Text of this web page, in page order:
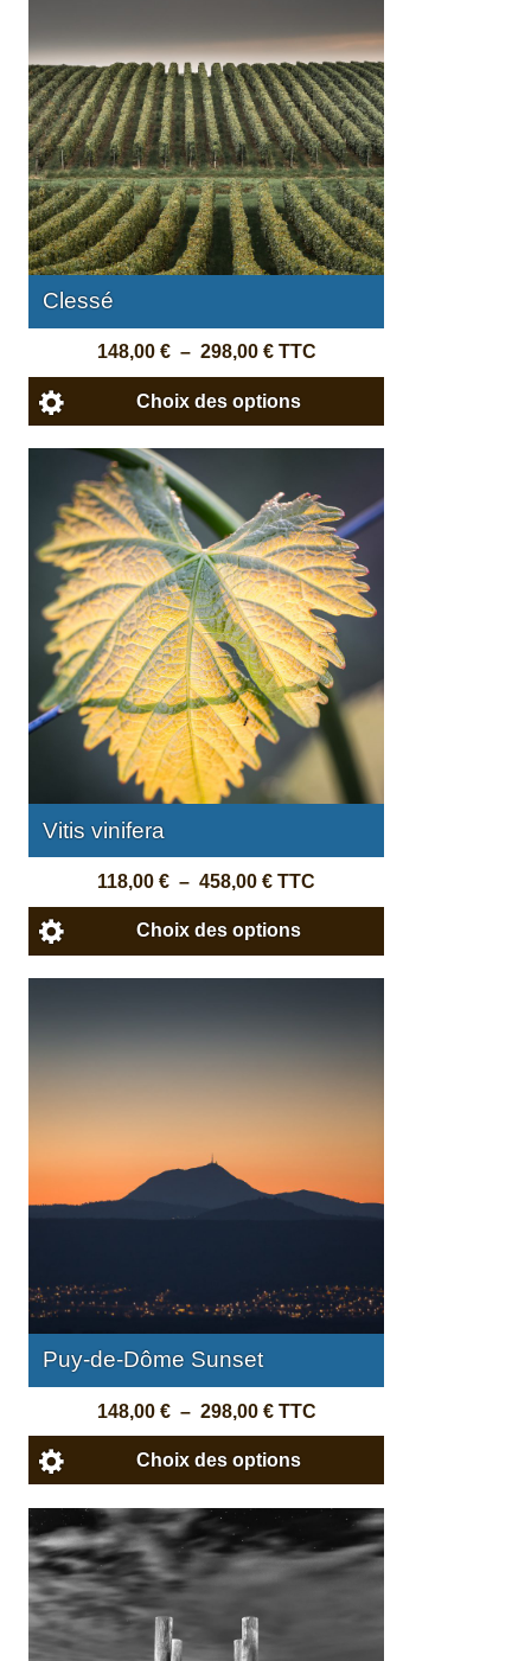
Clessé
148,00 € – 298,00 € TTC
Choix des options
Vitis vinifera
118,00€ – 458,00€ TTC
Choix des options
Puy-de-Dôme Sunset
148,00 € – 298,00 € TTC
Choix des options